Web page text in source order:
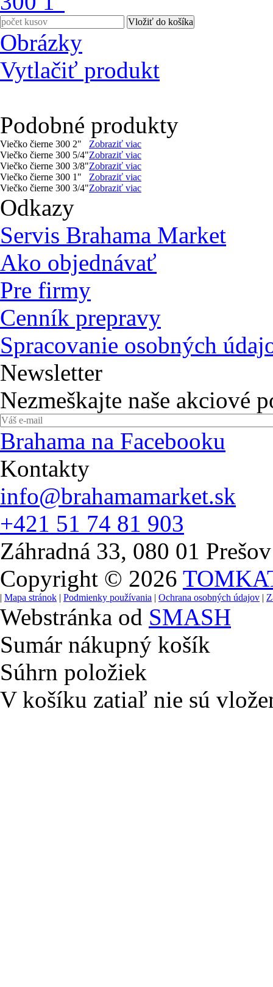
Obrázky
Vytlačiť produkt
Podobné produkty
Viečko čierne 300 2"
Zobraziť viac
Viečko čierne 300 5/4"Zobraziť viac
Viečko čierne 300 3/8"Zobraziť viac
Viečko čierne 300 1"
Zobraziť viac
Viečko čierne 300 3/4"Zobraziť viac
Odkazy
Servis Brahama Market
Ako objednávať
Pre firmy
Cenník prepravy
Spracovanie osobných
Newsletter
Nezmeškajte naše akciové
Brahama na Facebooku
Kontakty
info@brahamamarket.sk
+421 51 74 81 903
Záhradná 33, 080 01 Prešov
Copyright © 2026
| Mapa stránok | Podmienky používania | Ochrana osobných údajov |
Webstránka od SMASH
Sumár nákupný košík
Súhrn položiek
V košíku zatiaľ nie sú